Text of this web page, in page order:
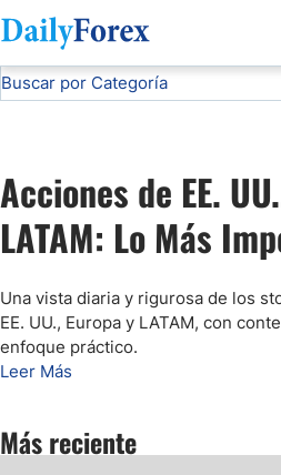
Divulgación del Anunciante
Buscar por Categoría
Análisis de Mercados Bursátiles
Pronóstico del S&P 500 Hoy
Acciones de EE.
LATAM: Lo Más
Una vista diaria y rigurosa de los
EE. UU., Europa y LATAM, con
enfoque práctico.
Leer Más
Más reciente